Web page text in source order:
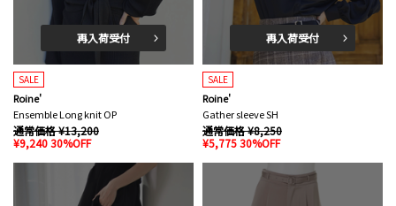
再入荷受付
SALE
Roine'
Ensemble Long knit OP
通常価格 ¥13,200
¥9,240 30%OFF
再入荷受付
SALE
Roine'
Gather sleeve SH
通常価格 ¥8,250
¥5,775 30%OFF